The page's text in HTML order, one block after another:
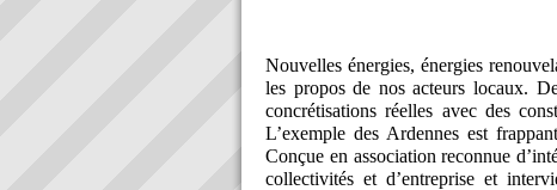
Nouvelles énergies, énergies
les propos de nos acteurs locaux.
concrétisations réelles avec des
L’exemple des Ardennes est
Conçue en association reconnue
collectivités et d’entreprise et